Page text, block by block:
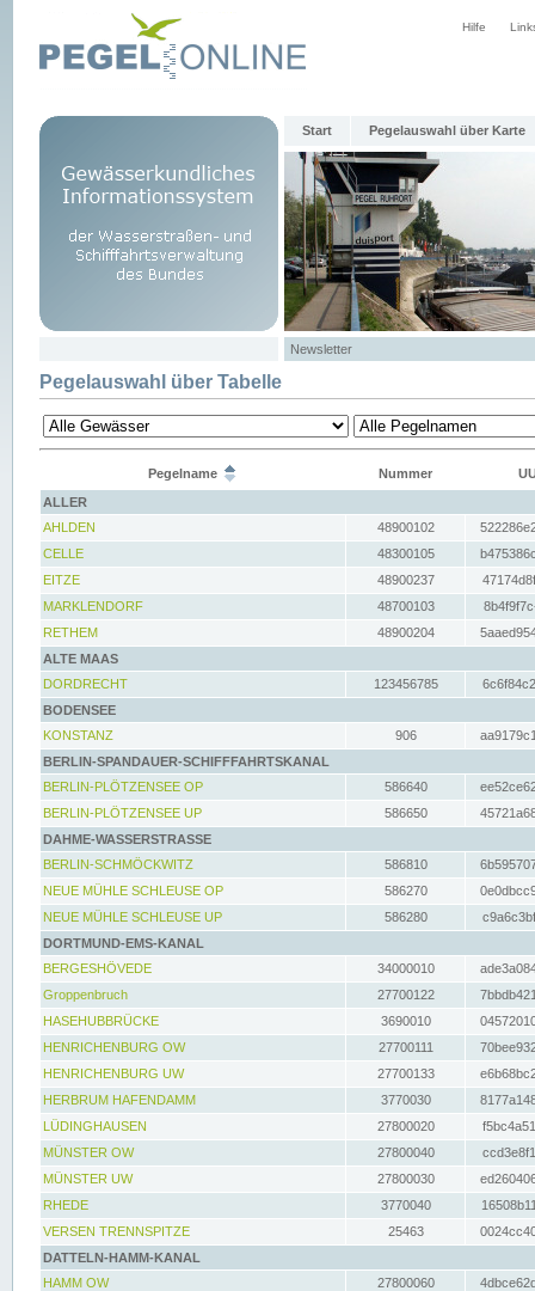
Hilfe
Start Pegelauswahl über Karte
Newsletter
Pegelauswahl über Tabelle
Pegelname Nummer
ALLER
AHLDEN
48900102
CELLE
48300105
EITZE
48900237
MARKLENDORF
48700103
RETHEM
48900204
ALTE MAAS
DORDRECHT
123456785
BODENSEE
KONSTANZ
906
BERLIN-SPANDAUER-SCHIFFFAHRTSKANAL
BERLIN-PLÖTZENSEE OP
586640
BERLIN-PLÖTZENSEE UP
586650
DAHME-WASSERSTRASSE
BERLIN-SCHMÖCKWITZ
586810
NEUE MÜHLE SCHLEUSE OP
586270
NEUE MÜHLE SCHLEUSE UP
586280
DORTMUND-EMS-KANAL
BERGESHÖVEDE
34000010
Groppenbruch
27700122
HASEHUBBRÜCKE
3690010
HENRICHENBURG OW
27700111
HENRICHENBURG UW
27700133
HERBRUM HAFENDAMM
3770030
LÜDINGHAUSEN
27800020
MÜNSTER OW
27800040
MÜNSTER UW
27800030
RHEDE
3770040
VERSEN TRENNSPITZE
25463
DATTELN-HAMM-KANAL
HAMM OW
27800060